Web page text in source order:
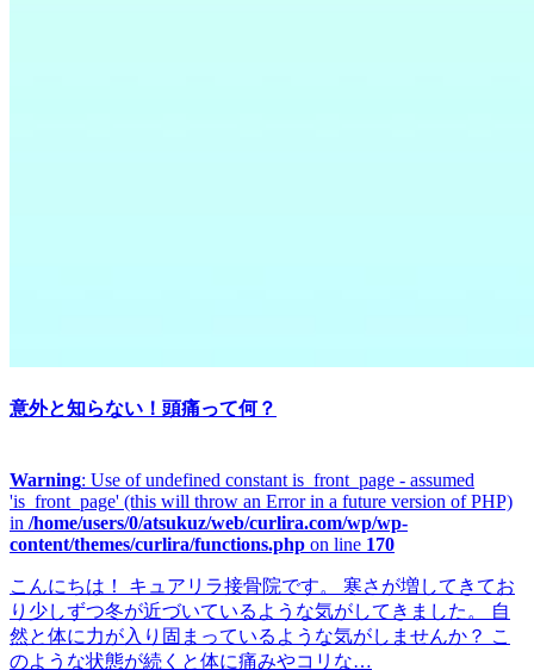
意外と知らない！頭痛って何？
Warning: Use of undefined constant is_front_page - assumed
'is_front_page' (this will throw an Error in a future version of PHP)
in /home/users/0/atsukuz/web/curlira.com/wp/wp-
content/themes/curlira/functions.php on line 170
こんにちは！ キュアリラ接骨院です。 寒さが増してきてお
り少しずつ冬が近づいているような気がしてきました。 自
然と体に力が入り固まっているような気がしませんか？ こ
のような状態が続くと体に痛みやコリな…